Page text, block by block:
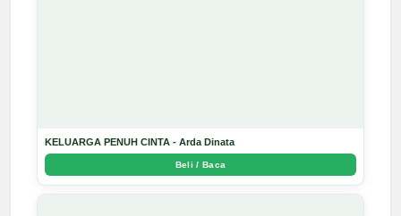
KELUARGA PENUH CINTA - Arda Dinata
Beli / Baca